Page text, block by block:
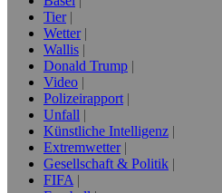
Tier
Wetter
Wallis
Donald Trump
Video
Polizeirapport
Unfall
Künstliche Intelligenz
Extremwetter
Gesellschaft & Politik
FIFA